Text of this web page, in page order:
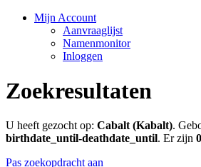
Mijn Account
Aanvraaglijst
Namenmonitor
Inloggen
Zoekresultaten
U heeft gezocht op: Cabalt (Kabalt).
birthdate_until-deathdate_until. Er zijn 0
Pas zoekopdracht aan